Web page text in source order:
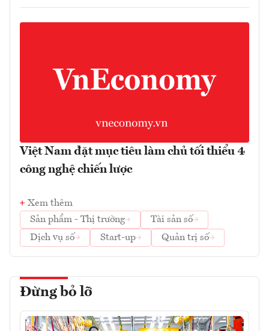
Việt Nam đặt mục tiêu làm chủ tối thiểu 4
công nghệ chiến lược
Xem thêm
Sản phẩm - Thị trường
Tài sản số
Dịch vụ số
Start-up Quản trị số
Đừng bỏ lỡ